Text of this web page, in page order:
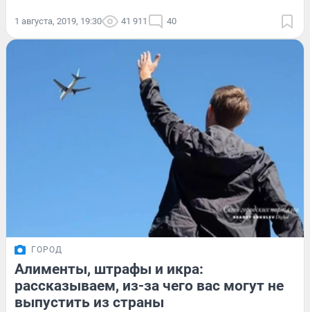
1 августа, 2019, 19:30 41 911 40
ГОРОД
Алименты, штрафы и икра:
рассказываем, из-за чего вас могут не
выпустить из страны